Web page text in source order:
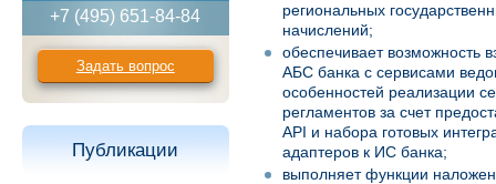
+7 (495) 651-84-84
Задать вопрос
Публикации
региональных
начислений;
обеспечивает возможность
АБС банка с сервисами
особенностей реализации
регламентов за счет
API и набора готовых
адаптеров к ИС банка;
выполняет функции